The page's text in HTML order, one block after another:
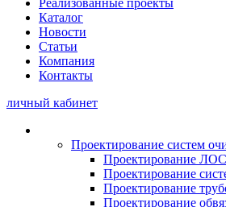
Реализованные проекты
Каталог
Новости
Статьи
Компания
Контакты
личный кабинет
Проектирование систем
Проектирование ЛОС
Проектирование
Проектирование
Проектирование